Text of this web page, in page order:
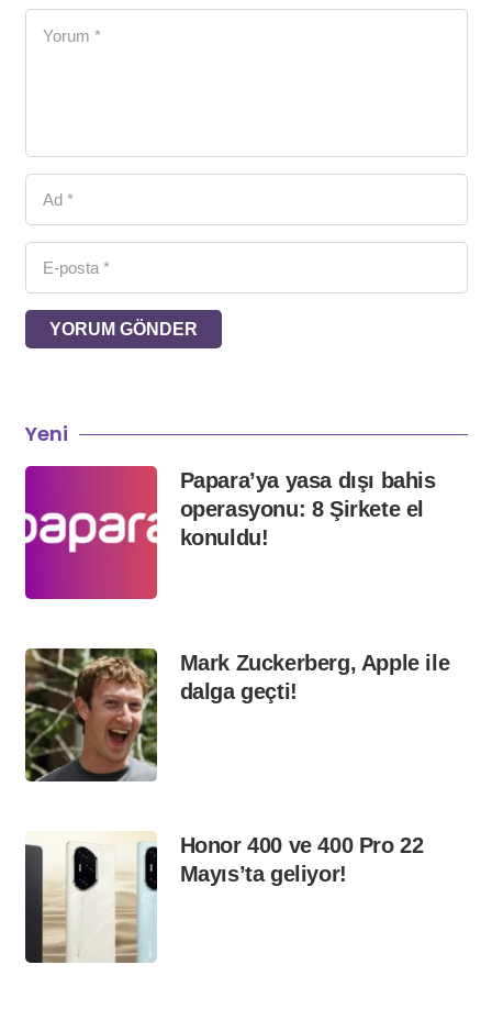
YORUM GÖNDER
Yeni
Papara’ya yasa dışı bahis
operasyonu: 8 Şirkete el
konuldu!
Mark Zuckerberg, Apple ile
dalga geçti!
Honor 400 ve 400 Pro 22
Mayıs’ta geliyor!